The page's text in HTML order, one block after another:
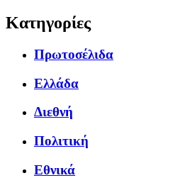
Κατηγορίες
Πρωτοσέλιδα
Ελλάδα
Διεθνή
Πολιτική
Εθνικά